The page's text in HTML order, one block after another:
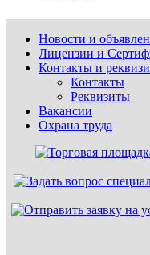
Новости и
Лицензии и
Контакты и
Контакты
Реквизиты
Вакансии
Охрана труда